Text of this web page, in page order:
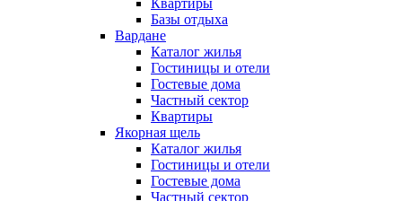
Квартиры
Базы отдыха
Вардане
Каталог жилья
Гостиницы и отели
Гостевые дома
Частный сектор
Квартиры
Якорная щель
Каталог жилья
Гостиницы и отели
Гостевые дома
Частный сектор